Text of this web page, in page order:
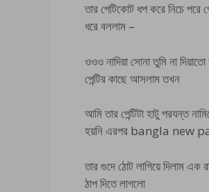
তার পেটিকোট ধপ করে নিচে পরে
ধরে বললাম –
ওওও নাদিয়া সোনা তুমি না
পেন্টির কাছে আসলাম তখন
আমি তার পেন্টিটা হাটু পরযন্ত
হয়নি এরপর bangla new
তার গুদে ঠোট লাগিয়ে
ঠাপ দিতে লাগলো